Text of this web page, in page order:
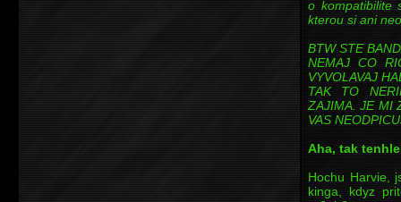
o kompatibilite
kterou si ani
BTW STE
NEMAJ CO
VYVOLAVAJ
TAK TO
ZAJIMA. JE MI
VAS
Aha, tak
Hochu Harvie,
kinga, kdyz